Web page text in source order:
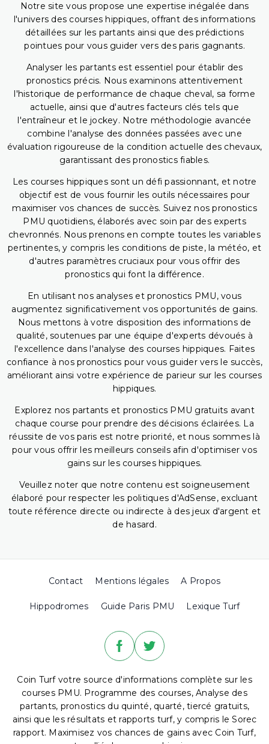
Notre site vous propose une expertise inégalée dans
l'univers des courses hippiques, offrant des informations
détaillées sur les partants ainsi que des prédictions
pointues pour vous guider vers des paris gagnants.
Analyser les partants est essentiel pour établir des
pronostics précis. Nous examinons attentivement
l'historique de performance de chaque cheval, sa forme
actuelle, ainsi que d'autres facteurs clés tels que
l'entraîneur et le jockey. Notre méthodologie avancée
combine l'analyse des données passées avec une
évaluation rigoureuse de la condition actuelle des chevaux,
garantissant des pronostics fiables.
Les courses hippiques sont un défi passionnant, et notre
objectif est de vous fournir les outils nécessaires pour
maximiser vos chances de succès. Suivez nos pronostics
PMU quotidiens, élaborés avec soin par des experts
chevronnés. Nous prenons en compte toutes les variables
pertinentes, y compris les conditions de piste, la météo, et
d'autres paramètres cruciaux pour vous offrir des
pronostics qui font la différence.
En utilisant nos analyses et pronostics PMU, vous
augmentez significativement vos opportunités de gains.
Nous mettons à votre disposition des informations de
qualité, soutenues par une équipe d'experts dévoués à
l'excellence dans l'analyse des courses hippiques. Faites
confiance à nos pronostics pour vous guider vers le succès,
améliorant ainsi votre expérience de parieur sur les courses
hippiques.
Explorez nos partants et pronostics PMU gratuits avant
chaque course pour prendre des décisions éclairées. La
réussite de vos paris est notre priorité, et nous sommes là
pour vous offrir les meilleurs conseils afin d'optimiser vos
gains sur les courses hippiques.
Veuillez noter que notre contenu est soigneusement
élaboré pour respecter les politiques d'AdSense, excluant
toute référence directe ou indirecte à des jeux d'argent et
de hasard.
Contact Mentions légales A Propos
Hippodromes Guide Paris PMU Lexique Turf
Coin Turf votre source d'informations complète sur les
courses PMU. Programme des courses, Analyse des
partants, pronostics du quinté, quarté, tiercé gratuits,
ainsi que les résultats et rapports turf, y compris le Sorec
rapport. Maximisez vos chances de gains avec Coin Turf,